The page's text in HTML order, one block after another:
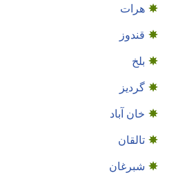
هرات
قندوز
بلخ
گردیز
خان آباد
تالقان
شبرغان